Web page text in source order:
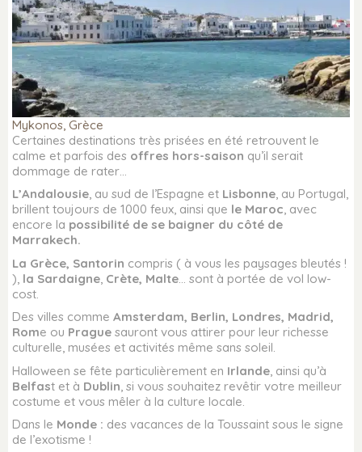
Mykonos, Grèce
Certaines destinations très prisées en été retrouvent le
calme et parfois des offres hors-saison qu’il serait
dommage de rater…
L’Andalousie, au sud de l’Espagne et Lisbonne, au Portugal,
brillent toujours de 1000 feux, ainsi que le Maroc, avec
encore la possibilité de se baigner du côté de
Marrakech.
La Grèce, Santorin compris ( à vous les paysages bleutés !
), la Sardaigne, Crète, Malte… sont à portée de vol low-
cost.
Des villes comme Amsterdam, Berlin, Londres, Madrid,
Rome ou Prague sauront vous attirer pour leur richesse
culturelle, musées et activités même sans soleil.
Halloween se fête particulièrement en Irlande, ainsi qu’à
Belfast et à Dublin, si vous souhaitez revêtir votre meilleur
costume et vous mêler à la culture locale.
Dans le Monde : des vacances de la Toussaint sous le signe
de l’exotisme !